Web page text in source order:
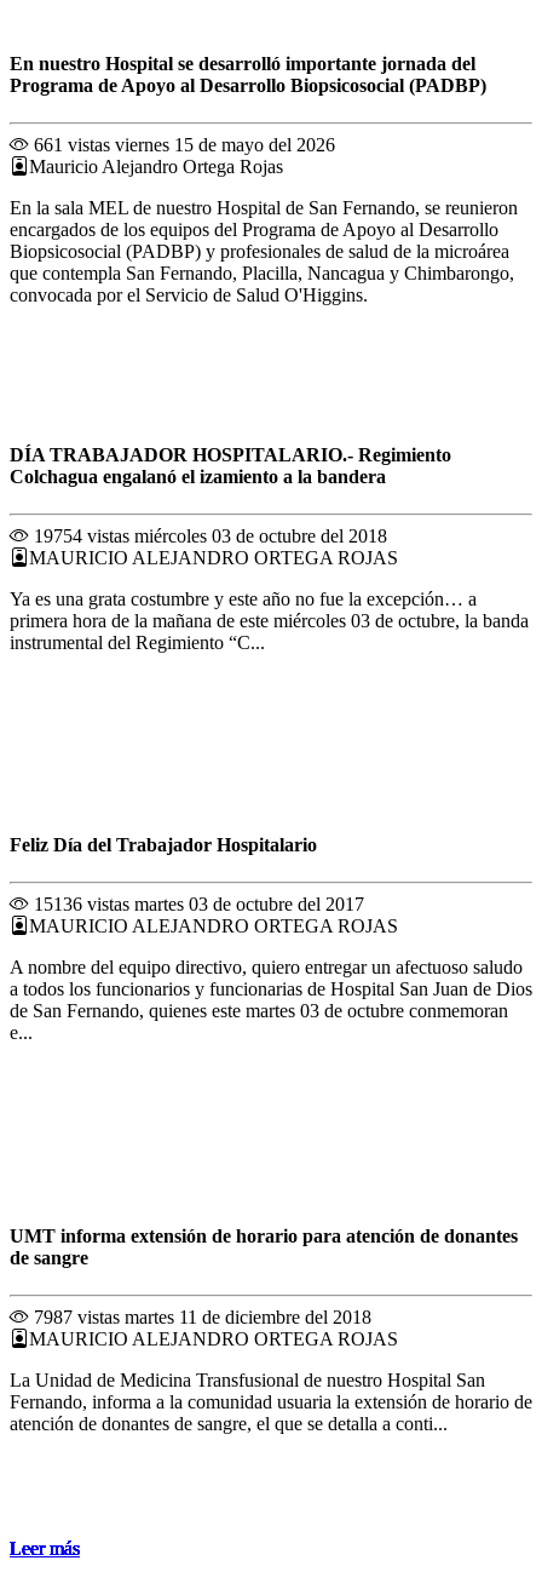
Leer más
Leer más
En nuestro Hospital se desarrolló importante jornada del
Programa de Apoyo al Desarrollo Biopsicosocial (PADBP)
661 vistas viernes 15 de mayo del 2026
Mauricio Alejandro Ortega Rojas
En la sala MEL de nuestro Hospital de San Fernando, se reunieron
encargados de los equipos del Programa de Apoyo al Desarrollo
Biopsicosocial (PADBP) y profesionales de salud de la microárea
que contempla San Fernando, Placilla, Nancagua y Chimbarongo,
convocada por el Servicio de Salud O'Higgins.
Leer más
DÍA TRABAJADOR HOSPITALARIO.- Regimiento
Colchagua engalanó el izamiento a la bandera
19754 vistas miércoles 03 de octubre del 2018
MAURICIO ALEJANDRO ORTEGA ROJAS
Ya es una grata costumbre y este año no fue la excepción… a
primera hora de la mañana de este miércoles 03 de octubre, la banda
instrumental del Regimiento “C...
Leer más
Feliz Día del Trabajador Hospitalario
15136 vistas martes 03 de octubre del 2017
MAURICIO ALEJANDRO ORTEGA ROJAS
A nombre del equipo directivo, quiero entregar un afectuoso saludo
a todos los funcionarios y funcionarias de Hospital San Juan de Dios
de San Fernando, quienes este martes 03 de octubre conmemoran
e...
Leer más
UMT informa extensión de horario para atención de donantes
de sangre
7987 vistas martes 11 de diciembre del 2018
MAURICIO ALEJANDRO ORTEGA ROJAS
La Unidad de Medicina Transfusional de nuestro Hospital San
Fernando, informa a la comunidad usuaria la extensión de horario de
atención de donantes de sangre, el que se detalla a conti...
Leer más
Leer más
Leer más
Leer más
Leer más
Leer más
Leer más